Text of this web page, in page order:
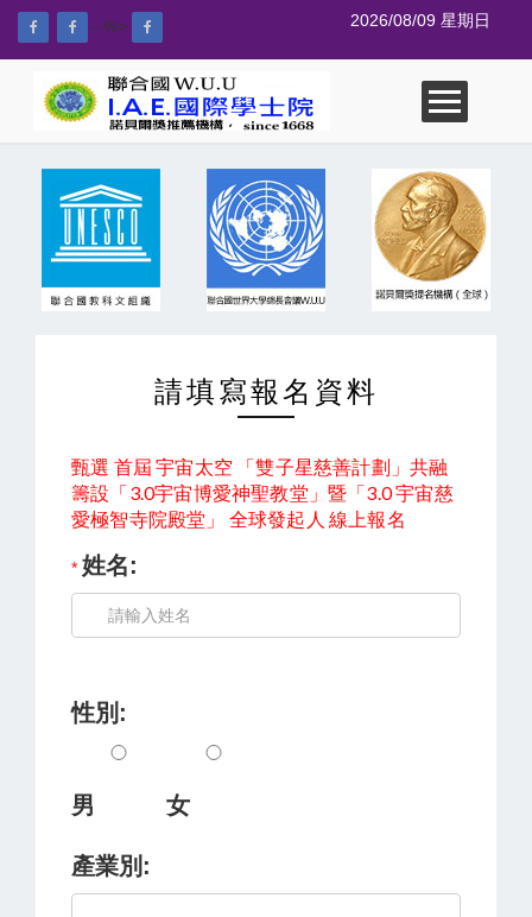
--%> 2026/08/09 星期日
請填寫報名資料
甄選 首屆 宇宙太空 「雙子星慈善計劃」共融
籌設「3.0宇宙博愛神聖教堂」暨「3.0 宇宙慈
愛極智寺院殿堂」 全球發起人 線上報名
姓名:
性別:
男 女
產業別: